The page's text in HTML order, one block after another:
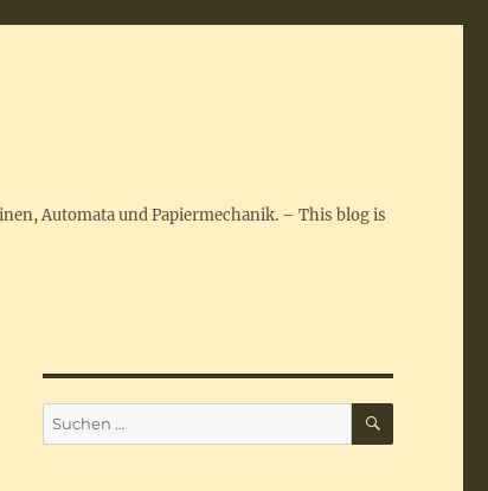
Automata und Papiermechanik. – This blog is
Suchen
nach:
SUCHEN